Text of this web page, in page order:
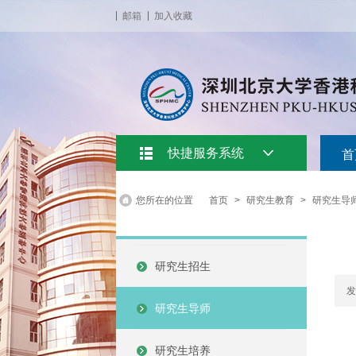
邮箱 加入收藏
快捷服务系统
您所在的位置 首页 > 研究生教育 > 研究生导
研究生招生
研究生导师
研究生培养